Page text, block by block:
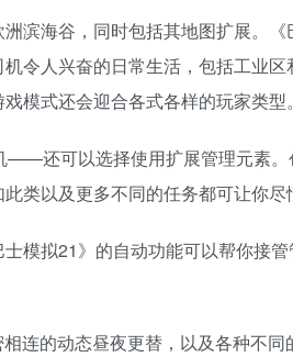
滨海谷，同时包括其地图扩展。
令人兴奋的日常生活，包括工业
模式还会迎合各式各样的玩家类型。
还可以选择使用扩展管理元素
以及更多不同的任务都可让你尽
模拟21》的自动功能可以帮你接
连的动态昼夜更替，以及各种不